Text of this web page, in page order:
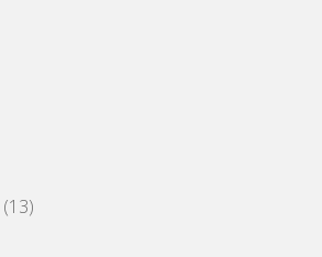
(13)